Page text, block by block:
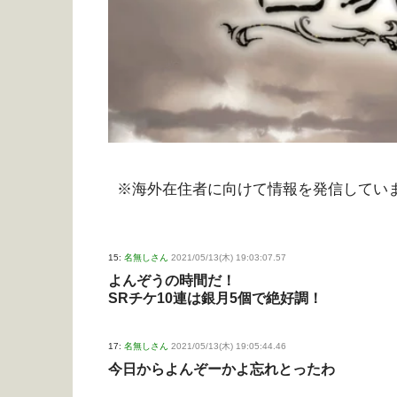
※海外在住者に向けて情報を発信してい
15: 名無しさん 2021/05/13(木) 19:03:07.57
よんぞうの時間だ！
SRチケ10連は銀月5個で絶好調！
17: 名無しさん 2021/05/13(木) 19:05:44.46
今日からよんぞーかよ忘れとったわ